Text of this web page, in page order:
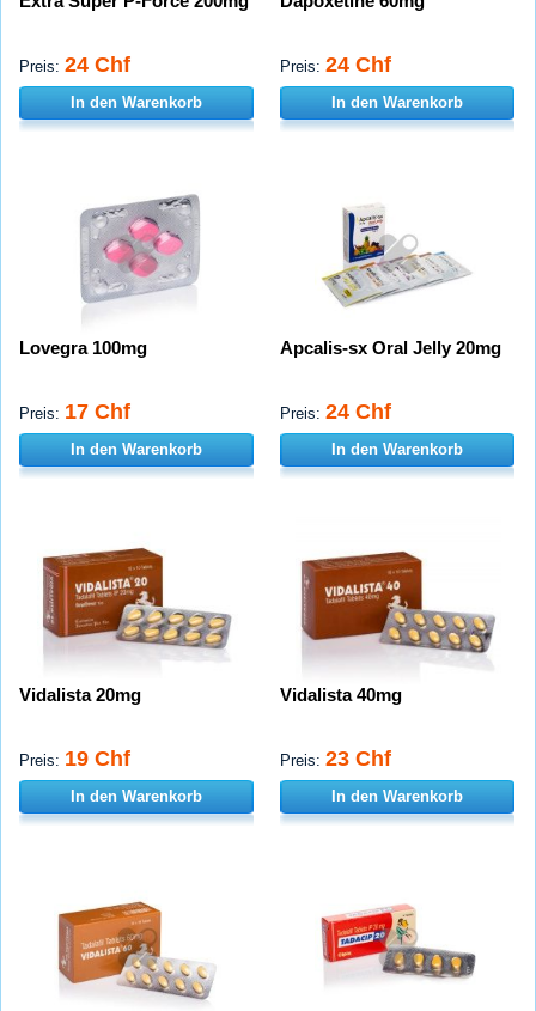
Preis: 24 Chf
In den Warenkorb
Preis: 24 Chf
In den Warenkorb
Lovegra 100mg
Preis: 17 Chf
In den Warenkorb
Apcalis-sx Oral Jelly 20mg
Preis: 24 Chf
In den Warenkorb
Vidalista 20mg
Preis: 19 Chf
In den Warenkorb
Vidalista 40mg
Preis: 23 Chf
In den Warenkorb